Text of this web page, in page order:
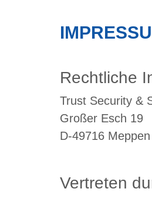
Rechtliche
Trust Security &
Großer Esch 19
D-49716 Meppen
Vertreten